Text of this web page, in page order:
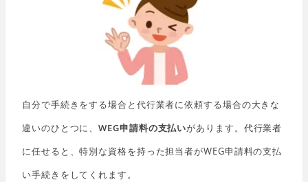
自分で手続きをする場合と代行業者に依頼する場合の大きな
違いのひとつに、WEG申請料の支払いがあります。代行業者
に任せると、特別な資格を持った担当者がWEG申請料の支払
い手続きをしてくれます。